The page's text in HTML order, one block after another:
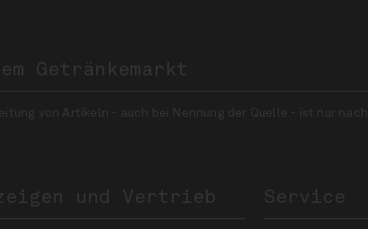
Getränkemarkt
von Artikeln - auch bei Nennung der Quelle - ist nur nach
und Vertrieb Service